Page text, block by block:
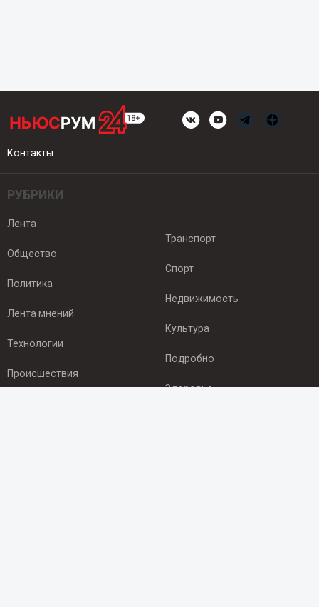
Контакты
РУБРИКИ
Лента
Общество
Политика
Лента мнений
Технологии
Происшествия
Транспорт
Спорт
Недвижимость
Культура
Подробно
Здоровье